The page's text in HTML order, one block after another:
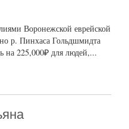
Воронежской еврейской
р. Пинхаса Гольдшмидта
на 225,000₽ для людей,...